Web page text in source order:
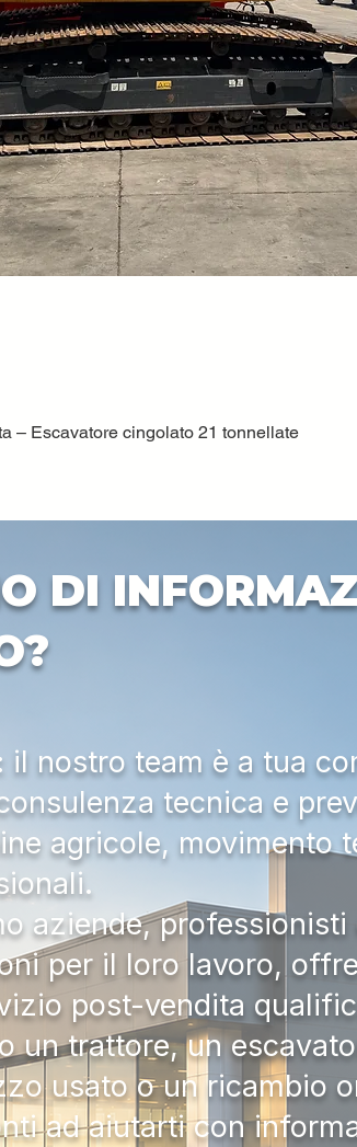
Vista rapida
– Escavatore cingolato 21 tonnellate
DI
il nostro team è a tua
tecnica e
agricole, movimento
aziende,
per il loro lavoro,
post-vendita
un trattore, un
usato o un ricambio
ad aiutarti con